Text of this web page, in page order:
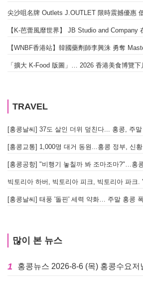
【WNBF香港站】韓國藥劑師李興洙 勇奪
「擴大 K-Food 版圖」… 2026 香港美食博覽
TRAVEL
[홍콩날씨] 태풍 '돌핀' 세력 약화… 주말 홍콩
많이 본 뉴스
1 홍콩뉴스 2026-8-6 (목) 홍콩수요저